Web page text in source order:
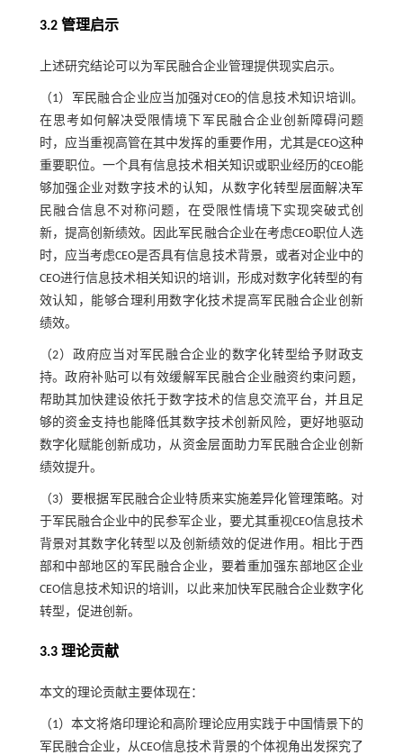
3.2 管理启示
上述研究结论可以为军民融合企业管理提供现实启示。
（1）军民融合企业应当加强对CEO的信息技术知识培训。
在思考如何解决受限情境下军民融合企业创新障碍问题
时，应当重视高管在其中发挥的重要作用，尤其是CEO这种
重要职位。一个具有信息技术相关知识或职业经历的CEO能
够加强企业对数字技术的认知，从数字化转型层面解决军
民融合信息不对称问题，在受限性情境下实现突破式创
新，提高创新绩效。因此军民融合企业在考虑CEO职位人选
时，应当考虑CEO是否具有信息技术背景，或者对企业中的
CEO进行信息技术相关知识的培训，形成对数字化转型的有
效认知，能够合理利用数字化技术提高军民融合企业创新
绩效。
（2）政府应当对军民融合企业的数字化转型给予财政支
持。政府补贴可以有效缓解军民融合企业融资约束问题，
帮助其加快建设依托于数字技术的信息交流平台，并且足
够的资金支持也能降低其数字技术创新风险，更好地驱动
数字化赋能创新成功，从资金层面助力军民融合企业创新
绩效提升。
（3）要根据军民融合企业特质来实施差异化管理策略。对
于军民融合企业中的民参军企业，要尤其重视CEO信息技术
背景对其数字化转型以及创新绩效的促进作用。相比于西
部和中部地区的军民融合企业，要着重加强东部地区企业
CEO信息技术知识的培训，以此来加快军民融合企业数字化
转型，促进创新。
3.3 理论贡献
本文的理论贡献主要体现在：
（1）本文将烙印理论和高阶理论应用实践于中国情景下的
军民融合企业，从CEO信息技术背景的个体视角出发探究了